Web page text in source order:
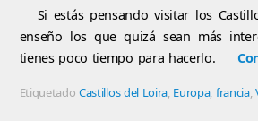
Si estás pensando visitar los
enseño los que quizá sean más
tienes poco tiempo para hacerlo.
EtiquetadoCastillos del Loira Europa, francia,